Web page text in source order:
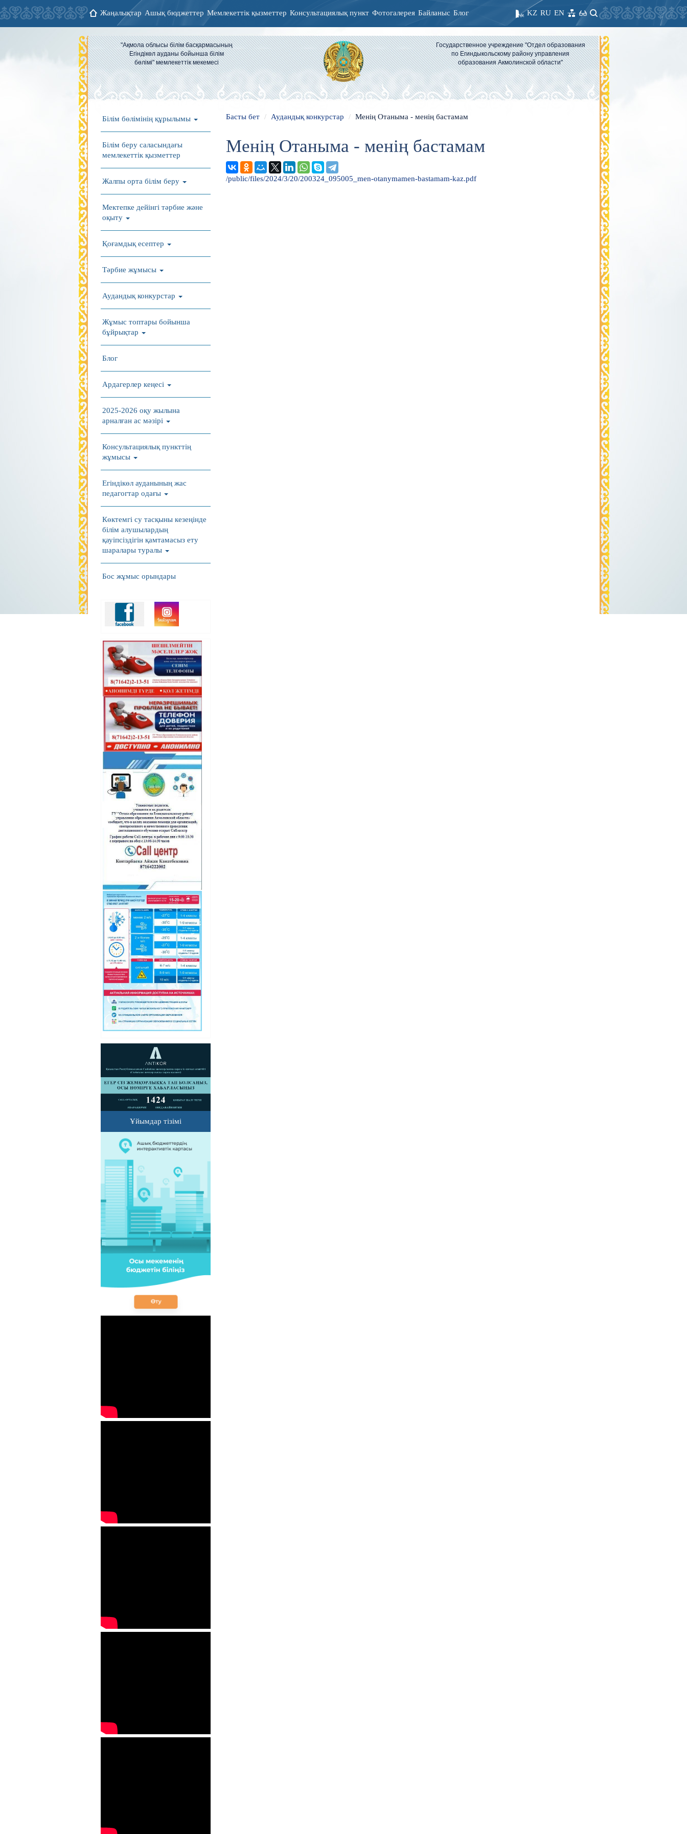
Жаңалықтар Ашық бюджеттер Мемлекеттік қызметтер Консультациялық пункт Фотогалерея Байланыс Блог EN
RU
KZ
"Ақмола облысы білім басқармасының
Егіндікөл ауданы бойынша білім
бөлімі" мемлекеттік мекемесі
Государственное учреждение "Отдел образования
по Егиндыкольскому району управления
образования Акмолинской области"
Білім бөлімінің құрылымы
Білім беру саласындағы
мемлекеттік қызметтер
Жалпы орта білім беру
Мектепке дейінгі тәрбие және
оқыту
Қоғамдық есептер
Тәрбие жұмысы
Аудандық конкурстар
Жұмыс топтары бойынша
бұйрықтар
Блог
Ардагерлер кеңесі
2025-2026 оқу жылына
арналған ас мәзірі
Консультациялық пункттің
жұмысы
Егіндікөл ауданының жас
педагогтар одағы
Көктемгі су тасқыны кезеңінде
білім алушылардың
қауіпсіздігін қамтамасыз ету
шаралары туралы
Бос жұмыс орындары
Ұйымдар тізімі
Басты бет Аудандық конкурстар Менің Отаныма - менің бастамам
Менің Отаныма - менің бастамам
/public/files/2024/3/20/200324_095005_men-otanymamen-bastamam-kaz.pdf